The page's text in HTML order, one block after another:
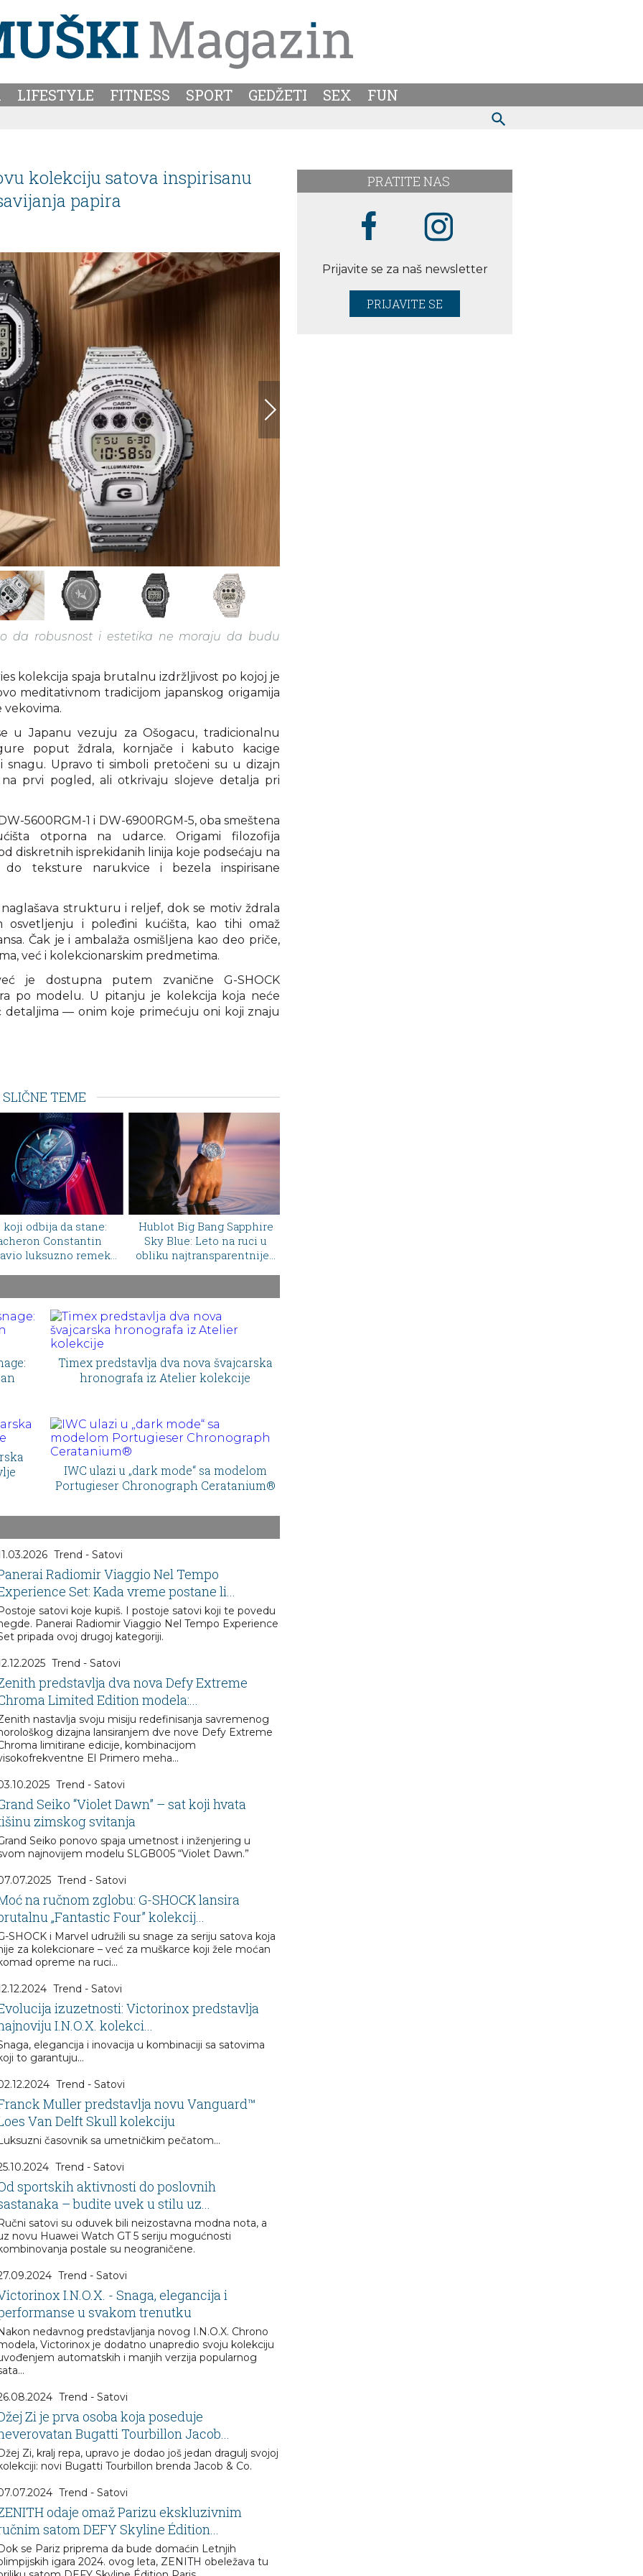
LIFESTYLE FITNESS SPORT GEDŽETI SEX
FUN
kolekciju satova inspirisanu
papira
da robusnost i estetika ne moraju da budu
kolekcija spaja brutalnu izdržljivost po kojoj je
meditativnom tradicijom japanskog origamija
u Japanu vezuju za Ošogacu, tradicionalnu
poput ždrala, kornjače i kabuto kacige
snagu. Upravo ti simboli pretočeni su u dizajn
prvi pogled, ali otkrivaju slojeve detalja pri
5600RGM-1 i DW-6900RGM-5, oba smeštena
otporna na udarce. Origami filozofija
diskretnih isprekidanih linija koje podsećaju na
do teksture narukvice i bezela inspirisane
strukturu i reljef, dok se motiv ždrala
osvetljenju i poleđini kućišta, kao tihi omaž
Čak je i ambalaža osmišljena kao deo priče,
već i kolekcionarskim predmetima.
je dostupna putem zvanične G-SHOCK
po modelu. U pitanju je kolekcija koja neće
detaljima — onim koje primećuju oni koji znaju
SLIČNE TEME
Big Bang Sapphire
Blue: Leto na ruci u
najtransparentnijeg
Breitling odaje počast
Aston Martin DB5 legendi
novim Top Time B01
Timex predstavlja dva nova švajcarska
hronografa iz Atelier kolekcije
IWC ulazi u „dark mode“ sa modelom
Portugieser Chronograph Ceratanium®
Trend - Satovi
Radiomir Viaggio Nel Tempo
Set: Kada vreme postane li...
Postoje satovi koje kupiš. I postoje satovi koji te povedu
Panerai Radiomir Viaggio Nel Tempo Experience
pripada ovoj drugoj kategoriji.
Trend - Satovi
predstavlja dva nova Defy Extreme
Limited Edition modela:...
nastavlja svoju misiju redefinisanja savremenog
dizajna lansiranjem dve nove Defy Extreme
limitirane edicije, kombinacijom
El Primero meha...
Trend - Satovi
Seiko “Violet Dawn” – sat koji hvata
zimskog svitanja
Seiko ponovo spaja umetnost i inženjering u
najnovijem modelu SLGB005 “Violet Dawn.”
Trend - Satovi
na ručnom zglobu: G-SHOCK lansira
„Fantastic Four” kolekcij...
SHOCK i Marvel udružili su snage za seriju satova koja
za kolekcionare – već za muškarce koji žele moćan
opreme na ruci…
Trend - Satovi
izuzetnosti: Victorinox predstavlja
I.N.O.X. kolekci...
elegancija i inovacija u kombinaciji sa satovima
to garantuju...
Trend - Satovi
Muller predstavlja novu Vanguard™
Van Delft Skull kolekciju
Luksuzni časovnik sa umetničkim pečatom...
Trend - Satovi
sportskih aktivnosti do poslovnih
– budite uvek u stilu uz...
Ručni satovi su oduvek bili neizostavna modna nota, a
novu Huawei Watch GT 5 seriju mogućnosti
postale su neograničene.
Trend - Satovi
I.N.O.X. - Snaga, elegancija i
u svakom trenutku
Nakon nedavnog predstavljanja novog I.N.O.X. Chrono
Victorinox je dodatno unapredio svoju kolekciju
automatskih i manjih verzija popularnog
Trend - Satovi
Zi je prva osoba koja poseduje
Bugatti Tourbillon Jacob...
Džej Zi, kralj repa, upravo je dodao još jedan dragulj svojoj
novi Bugatti Tourbillon brenda Jacob & Co.
Trend - Satovi
odaje omaž Parizu ekskluzivnim
satom DEFY Skyline Édition...
Dok se Pariz priprema da bude domaćin Letnjih
igara 2024. ovog leta, ZENITH obeležava tu
PRATITE NAS
Prijavite se za naš newsletter
PRIJAVITE SE